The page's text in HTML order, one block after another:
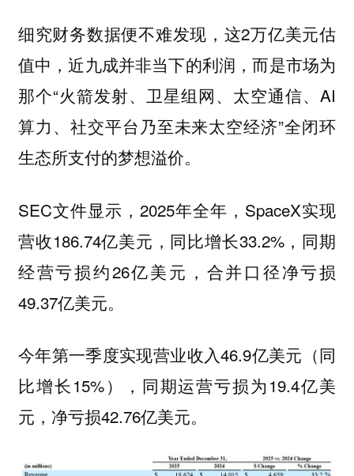
细究财务数据便不难发现，这2万亿美元估
值中，近九成并非当下的利润，而是市场为
那个“火箭发射、卫星组网、太空通信、AI
算力、社交平台乃至未来太空经济”全闭环
生态所支付的梦想溢价。
SEC文件显示，2025年全年，SpaceX实现
营收186.74亿美元，同比增长33.2%，同期
经营亏损约26亿美元，合并口径净亏损
49.37亿美元。
今年第一季度实现营业收入46.9亿美元（同
比增长15%），同期运营亏损为19.4亿美
元，净亏损42.76亿美元。